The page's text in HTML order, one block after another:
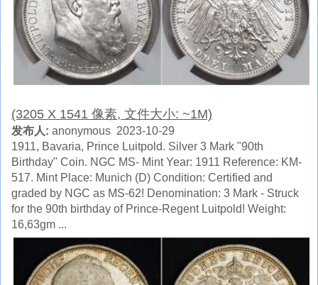
(3205 X 1541 像素, 文件大小: ~1M)
发布人: anonymous 2023-10-29
1911, Bavaria, Prince Luitpold. Silver 3 Mark "90th
Birthday" Coin. NGC MS- Mint Year: 1911 Reference: KM-
517. Mint Place: Munich (D) Condition: Certified and
graded by NGC as MS-62! Denomination: 3 Mark - Struck
for the 90th birthday of Prince-Regent Luitpold! Weight:
16,63gm ...